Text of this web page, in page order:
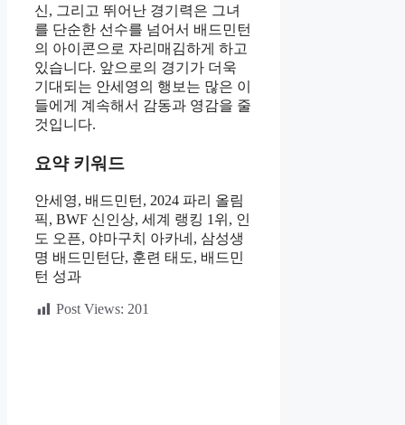
신, 그리고 뛰어난 경기력은 그녀
를 단순한 선수를 넘어서 배드민턴
의 아이콘으로 자리매김하게 하고
있습니다. 앞으로의 경기가 더욱
기대되는 안세영의 행보는 많은 이
들에게 계속해서 감동과 영감을 줄
것입니다.
요약 키워드
안세영, 배드민턴, 2024 파리 올림
픽, BWF 신인상, 세계 랭킹 1위, 인
도 오픈, 야마구치 아카네, 삼성생
명 배드민턴단, 훈련 태도, 배드민
턴 성과
Post Views: 201